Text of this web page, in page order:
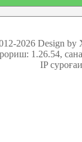
2026 Design
1.26.54,
IP